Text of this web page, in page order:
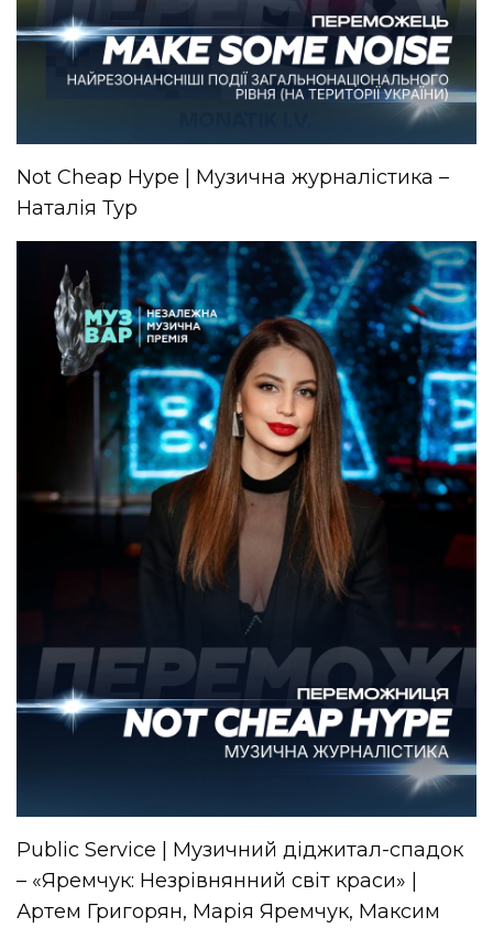
Not Cheap Hype | Музична журналістика –
Наталія Тур
Public Service | Музичний діджитал-спадок
– «Яремчук: Незрівнянний світ краси» |
Артем Григорян, Марія Яремчук, Максим